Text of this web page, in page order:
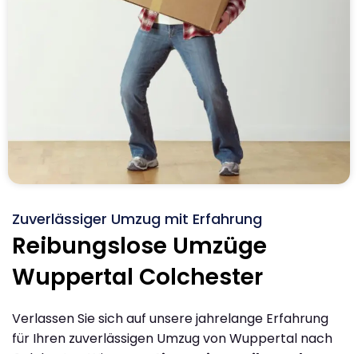
Zuverlässiger Umzug mit Erfahrung
Reibungslose Umzüge
Wuppertal Colchester
Verlassen Sie sich auf unsere jahrelange Erfahrung
für Ihren zuverlässigen Umzug von Wuppertal nach